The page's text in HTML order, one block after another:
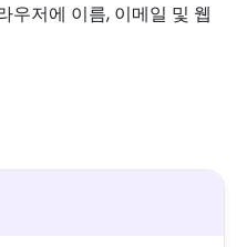
우저에 이름, 이메일 및 웹